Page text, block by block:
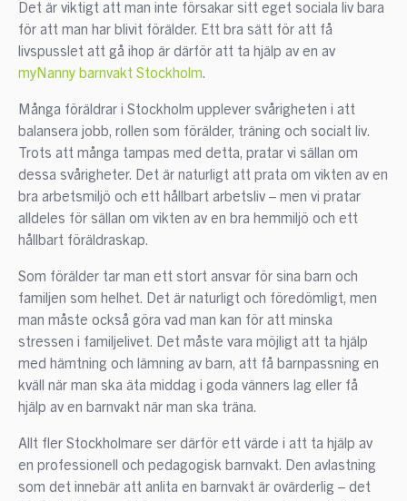
Det är viktigt att man inte försakar sitt eget sociala liv bara
för att man har blivit förälder. Ett bra sätt för att få
livspusslet att gå ihop är därför att ta hjälp av en av
myNanny barnvakt Stockholm.
Många föräldrar i Stockholm upplever svårigheten i att
balansera jobb, rollen som förälder, träning och socialt liv.
Trots att många tampas med detta, pratar vi sällan om
dessa svårigheter. Det är naturligt att prata om vikten av en
bra arbetsmiljö och ett hållbart arbetsliv – men vi pratar
alldeles för sällan om vikten av en bra hemmiljö och ett
hållbart föräldraskap.
Som förälder tar man ett stort ansvar för sina barn och
familjen som helhet. Det är naturligt och föredömligt, men
man måste också göra vad man kan för att minska
stressen i familjelivet. Det måste vara möjligt att ta hjälp
med hämtning och lämning av barn, att få barnpassning en
kväll när man ska äta middag i goda vänners lag eller få
hjälp av en barnvakt när man ska träna.
Allt fler Stockholmare ser därför ett värde i att ta hjälp av
en professionell och pedagogisk barnvakt. Den avlastning
som det innebär att anlita en barnvakt är ovärderlig – det